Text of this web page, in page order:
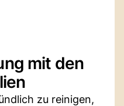
mit den
zu reinigen,